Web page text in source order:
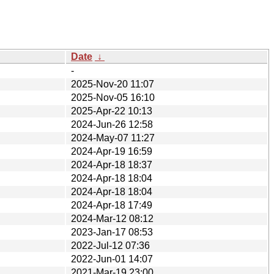
Date ↓
-
2025-Nov-20 11:07
2025-Nov-05 16:10
2025-Apr-22 10:13
2024-Jun-26 12:58
2024-May-07 11:27
2024-Apr-19 16:59
2024-Apr-18 18:37
2024-Apr-18 18:04
2024-Apr-18 18:04
2024-Apr-18 17:49
2024-Mar-12 08:12
2023-Jan-17 08:53
2022-Jul-12 07:36
2022-Jun-01 14:07